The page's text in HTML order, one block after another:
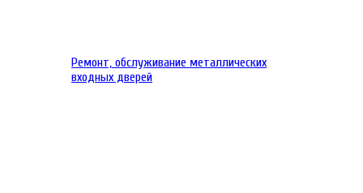
Ремонт, обслуживание металлических
входных дверей